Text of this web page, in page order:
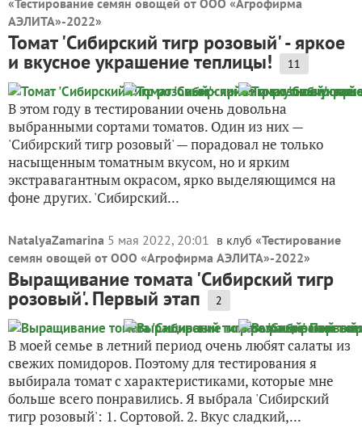
«Тестирование семян овощей от ООО «Агрофирма
АЭЛИТА»-2022»
Томат 'Сибирский тигр розовый' - яркое
и вкусное украшение теплицы! 11
В этом году в тестировании очень довольна
выбранными сортами томатов. Один из них —
'Сибирский тигр розовый' — порадовал не только
насыщенным томатным вкусом, но и ярким
экстравагантным окрасом, ярко выделяющимся на
фоне других. 'Сибирский...
NatalyaZamarina 5 мая 2022, 20:01 в клуб «Тестирование
семян овощей от ООО «Агрофирма АЭЛИТА»-2022»
Выращивание томата 'Сибирский тигр
розовый'. Первый этап 2
В моей семье в летний период очень любят салаты из
свежих помидоров. Поэтому для тестирования я
выбирала томат с характеристиками, которые мне
больше всего понравились. Я выбрала 'Сибирский
тигр розовый': 1. Сортовой. 2. Вкус сладкий,...